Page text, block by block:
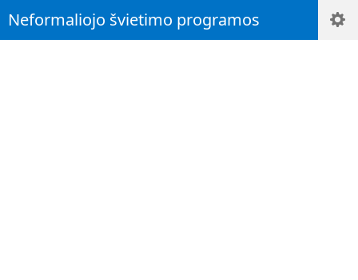
Neformaliojo švietimo programos